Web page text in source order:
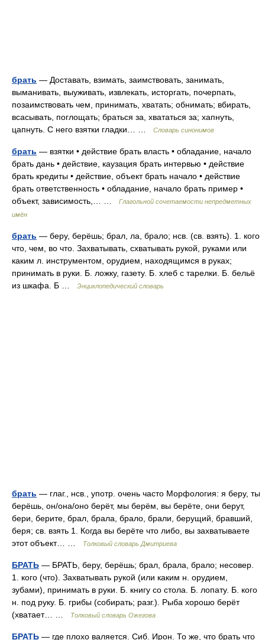
брать — Доставать, взимать, заимствовать, занимать,
выманивать, выуживать, извлекать, исторгать, почерпать,
позаимствовать чем, принимать, хватать; обнимать; вбирать,
всасывать, поглощать; браться за, хвататься за; хапнуть,
цапнуть. С него взятки гладки… …
Словарь синонимов
брать — взятки • действие брать власть • обладание, начало
брать дань • действие, каузация брать интервью • действие
брать кредиты • действие, объект брать начало • действие
брать ответственность • обладание, начало брать пример •
объект, зависимость,… …
Глагольной сочетаемости непредметных
имён
брать — беру, берёшь; брал, ла, брало; нсв. (св. взять). 1. кого
что, чем, во что. Захватывать, схватывать рукой, руками или
каким л. инструментом, орудием, находящимся в руках;
принимать в руки. Б. ложку, газету. Б. хлеб с тарелки. Б. бельё
из шкафа. Б …
Энциклопедический словарь
брать — глаг., нсв., употр. очень часто Морфология: я беру, ты
берёшь, он/она/оно берёт, мы берём, вы берёте, они берут,
бери, берите, брал, брала, брало, брали, берущий, бравший,
беря; св. взять 1. Когда вы берёте что либо, вы захватываете
этот объект… …
Толковый словарь Дмитриева
БРАТЬ — БРАТЬ, беру, берёшь; брал, брала, брало; несовер.
1. кого (что). Захватывать рукой (или каким н. орудием,
зубами), принимать в руки. Б. книгу со стола. Б. лопату. Б. кого
н. под руку. Б. грибы (собирать; разг.). Рыба хорошо берёт
(хватает… …
Толковый словарь Ожегова
БРАТЬ — где плохо валяется. Сиб. Ирон. То же, что брать что